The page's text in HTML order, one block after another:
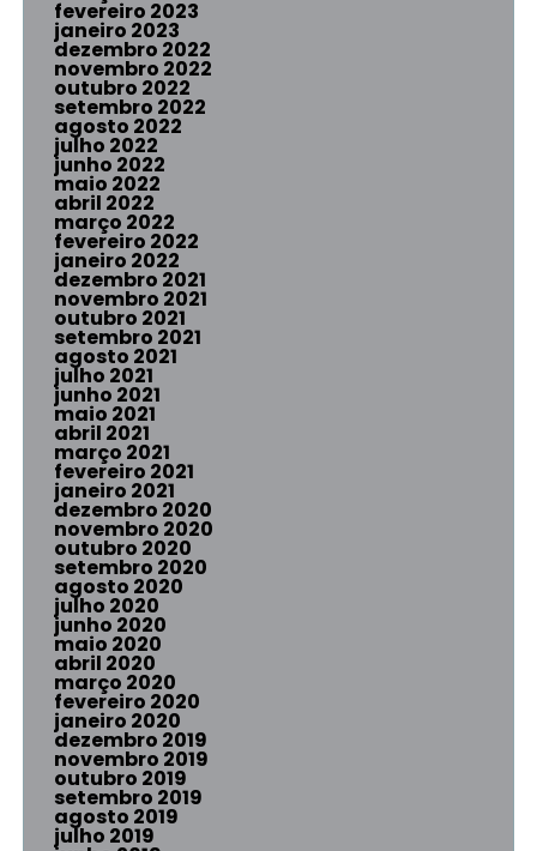
fevereiro 2023
janeiro 2023
dezembro 2022
novembro 2022
outubro 2022
setembro 2022
agosto 2022
julho 2022
junho 2022
maio 2022
abril 2022
março 2022
fevereiro 2022
janeiro 2022
dezembro 2021
novembro 2021
outubro 2021
setembro 2021
agosto 2021
julho 2021
junho 2021
maio 2021
abril 2021
março 2021
fevereiro 2021
janeiro 2021
dezembro 2020
novembro 2020
outubro 2020
setembro 2020
agosto 2020
julho 2020
junho 2020
maio 2020
abril 2020
março 2020
fevereiro 2020
janeiro 2020
dezembro 2019
novembro 2019
outubro 2019
setembro 2019
agosto 2019
julho 2019